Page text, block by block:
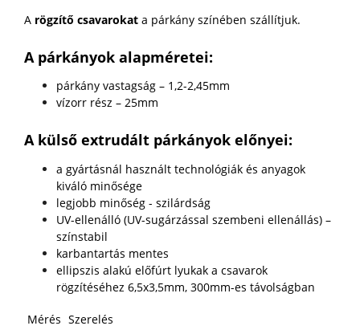
A rögzítő csavarokata párkány színében szállítjuk.
A párkányok alapméretei:
párkány vastagság – 1,2-2,45mm
vízorr rész – 25mm
A külső extrudált párkányok előnyei:
a gyártásnál használt technológiák és anyagok
kiváló minősége
legjobb minőség - szilárdság
UV-ellenálló (UV-sugárzással szembeni ellenállás) –
színstabil
karbantartás mentes
ellipszis alakú előfúrt lyukak a csavarok
rögzítéséhez 6,5x3,5mm, 300mm-es távolságban
Mérés Szerelés